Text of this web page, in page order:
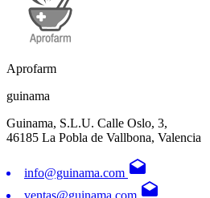
Aprofarm
guinama
Guinama, S.L.U. Calle Oslo, 3,
46185 La Pobla de Vallbona, Valencia
info@guinama.com drafts
drafts